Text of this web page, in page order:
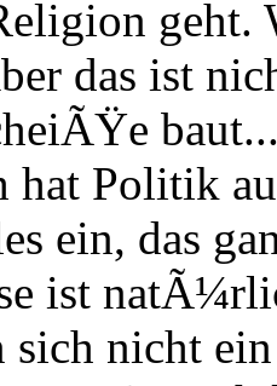
geht.
das ist
Politik
ein, das
ist
sich nicht